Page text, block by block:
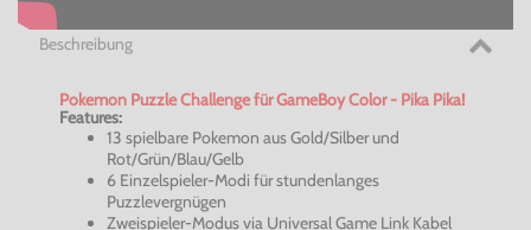
Beschreibung
Pokemon Puzzle Challenge für GameBoy Color - Pika Pika!
Features:
13 spielbare Pokemon aus Gold/Silber und
Rot/Grün/Blau/Gelb
6 Einzelspieler-Modi für stundenlanges
Puzzlevergnügen
Zweispieler-Modus via Universal Game Link Kabel